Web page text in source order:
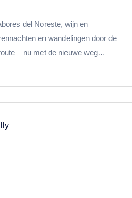
del Noreste, wijn en
en wandelingen door de
– nu met de nieuwe weg
Manchas.